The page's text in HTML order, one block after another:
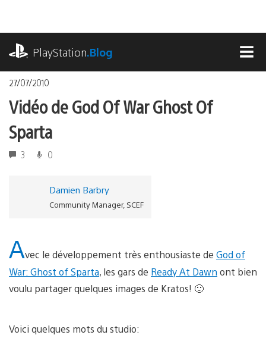
contenu
PlayStation.Blog
27/07/2010
Vidéo de God Of War Ghost Of
Sparta
3 0
Damien Barbry
Community Manager, SCEF
Avec le développement très enthousiaste de God of
War: Ghost of Sparta, les gars de Ready At Dawn ont bien
voulu partager quelques images de Kratos! 🙂
Voici quelques mots du studio: